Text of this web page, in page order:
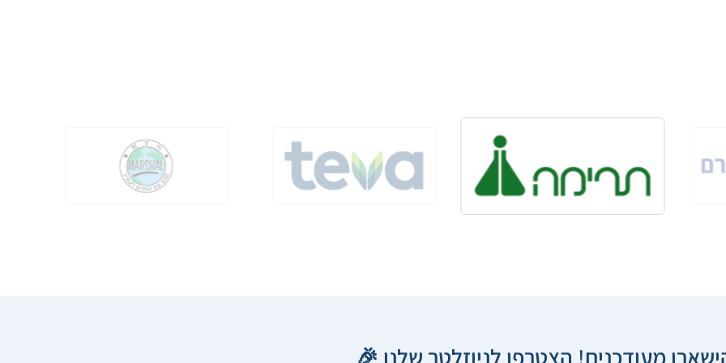
מעודכנים! הצטרפו לניוזלטר שלנו 🎉